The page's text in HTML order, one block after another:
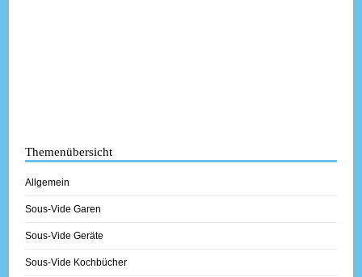
Themenübersicht
Allgemein
Sous-Vide Garen
Sous-Vide Geräte
Sous-Vide Kochbücher